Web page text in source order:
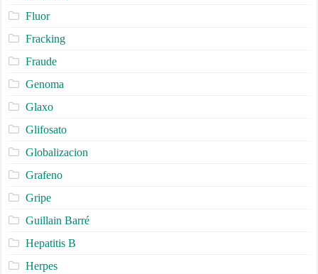
Fluor
Fracking
Fraude
Genoma
Glaxo
Glifosato
Globalizacion
Grafeno
Gripe
Guillain Barré
Hepatitis B
Herpes